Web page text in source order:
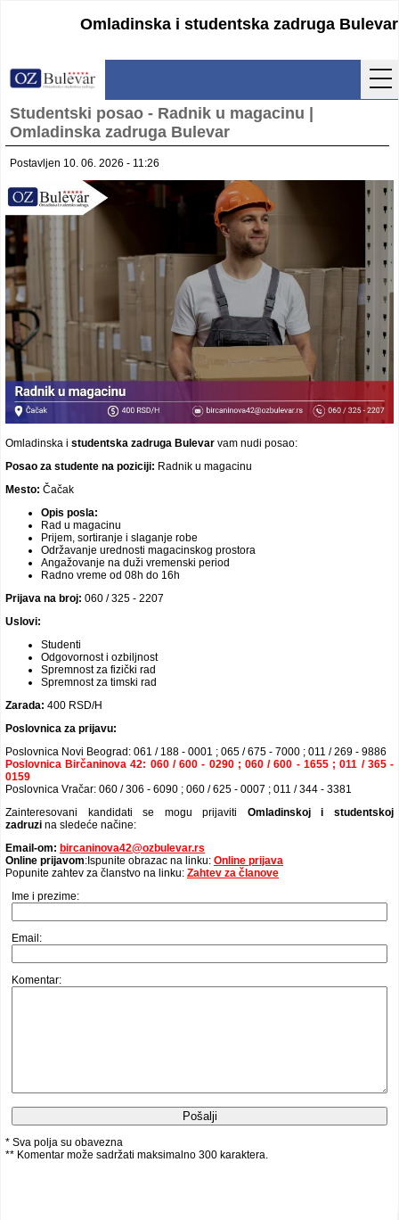
Omladinska i studentska zadruga Bulevar
Početna
Uputstva
Cenovnik
Kontakt
Lokacija
Pristupanje
Obrasci
Video oglasi
Studentski posao - Radnik u magacinu |
Omladinska zadruga Bulevar
Postavljen 10. 06. 2026 - 11:26
Omladinska i studentska zadruga Bulevar vam nudi posao:
Posao za studente na poziciji: Radnik u magacinu
Mesto: Čačak
Opis posla:
Rad u magacinu
Prijem, sortiranje i slaganje robe
Održavanje urednosti magacinskog prostora
Angažovanje na duži vremenski period
Radno vreme od 08h do 16h
Prijava na broj: 060 / 325 - 2207
Uslovi:
Studenti
Odgovornost i ozbiljnost
Spremnost za fizički rad
Spremnost za timski rad
Zarada: 400 RSD/H
Poslovnica za prijavu:
Poslovnica Novi Beograd: 061 / 188 - 0001 ; 065 / 675 - 7000 ; 011 / 269 - 9886
Poslovnica Birčaninova 42: 060 / 600 - 0290 ; 060 / 600 - 1655 ; 011 / 365 -
0159
Poslovnica Vračar: 060 / 306 - 6090 ; 060 / 625 - 0007 ; 011 / 344 - 3381
Zainteresovani kandidati se mogu prijaviti Omladinskoj i studentskoj
zadruzi na sledeće načine:
Email-om: bircaninova42@ozbulevar.rs
Online prijavom:Ispunite obrazac na linku: Online prijava
Popunite zahtev za članstvo na linku: Zahtev za članove
Ime i prezime:
Email:
Komentar:
* Sva polja su obavezna
** Komentar može sadržati maksimalno 300 karaktera.